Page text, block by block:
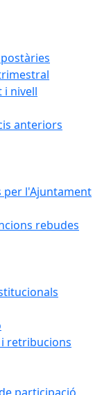
i nivell
anteriors
per l'Ajuntament
rebudes
i retribucions